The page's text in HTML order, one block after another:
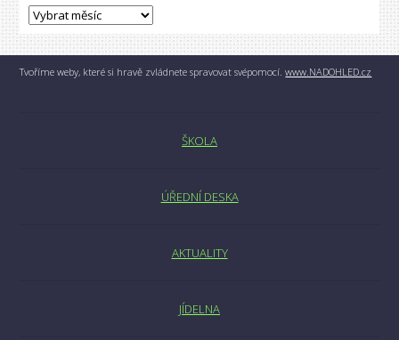
Tvoříme weby, které si hravě zvládnete spravovat svépomocí.www.NADOHLED.cz
ŠKOLA
ÚŘEDNÍ DESKA
AKTUALITY
JÍDELNA